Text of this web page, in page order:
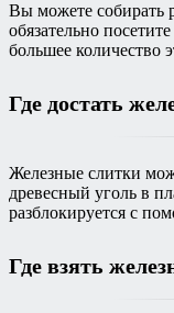
Вы можете собирать
обязательно
большее количество
Где достать
Железные слитки
древесный уголь в
разблокируется с
Где взять